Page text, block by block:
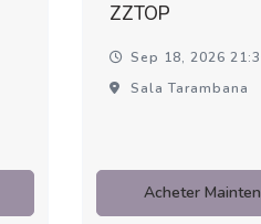
ZZTOP
Sep 18, 2026
Sala Tarambana
Acheter